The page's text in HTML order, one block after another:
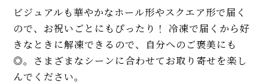
ビジュアルも華やかなホール形やスクエア形で届く
ので、お祝いごとにもぴったり！ 冷凍で届くから好
きなときに解凍できるので、自分へのご褒美にも
◎。さまざまなシーンに合わせてお取り寄せを楽し
んでください。